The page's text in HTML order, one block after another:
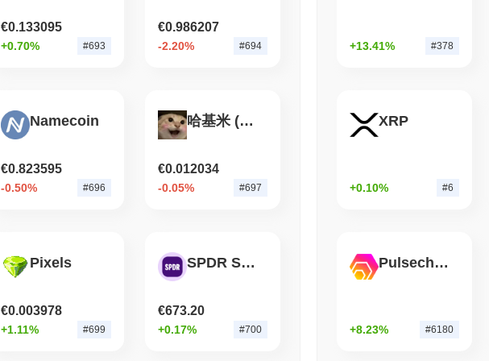
O Taiko enfrentou alguma controvérsia ou riscos?
possíveis explorações que poderiam surgir de sua integração com
transações e ao risco de retrocessos. Para abordar essas
também mantêm transparência por meio de atualizações regulares
segurança. Os riscos contínuos para o Taiko incluem volatilidade
Taiko (TAIKO) FAQ – Métricas Principais e
Onde posso comprar Taiko (TAIKO)?
Taiko (TAIKO) está amplamente disponível em exchanges de
onde o par de negociação TAIKO/USDT registrou um volume de 24
Western Union
Instantâneo com Visa
€0.133095
+0.70% #693
€0.986207
-2.20% #694
Namecoin
€0.823595
-0.50% #696
哈基米 (Hajimi)
€0.012034
-0.05% #697
Pixels
€0.003978
+1.11% #699
SPDR S&P 500 Tokenized ETF (Ondo)
€673.20
+0.17% #700
+13.41% #378
XRP
+0.10% #6
Pulsechain Bridged HEX (Pulsechain)
+8.23% #6180